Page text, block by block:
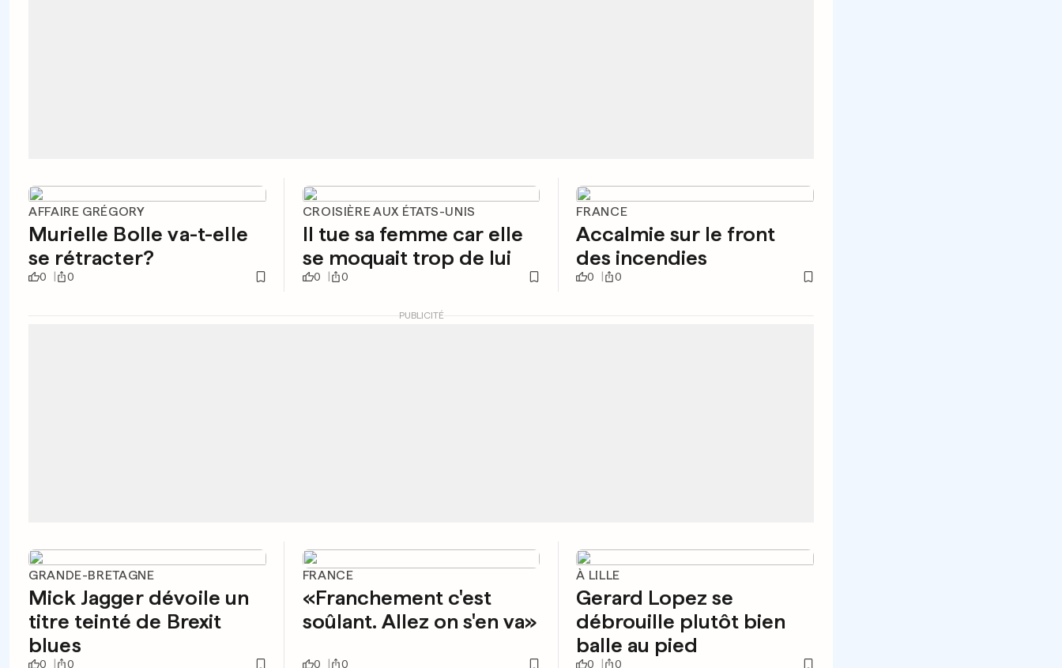
AFFAIRE GRÉGORY
Murielle Bolle va-t-elle
se rétracter?
0 0
CROISIÈRE AUX ÉTATS-UNIS
Il tue sa femme car elle
se moquait trop de lui
0 0
FRANCE
Accalmie sur le front
des incendies
0 0
PUBLICITÉ
GRANDE-BRETAGNE
Mick Jagger dévoile un
titre teinté de Brexit
blues
0 0
FRANCE
«Franchement c'est
soûlant. Allez on s'en va»
0 0
À LILLE
Gerard Lopez se
débrouille plutôt bien
balle au pied
0 0